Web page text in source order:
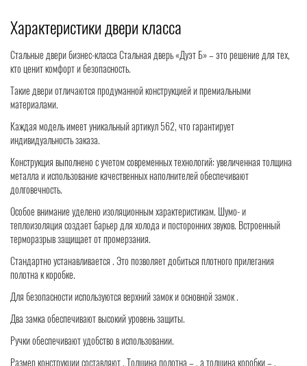
Характеристики двери класса
Стальные двери бизнес-класса Стальная дверь «Дуэт Б» – это решение для тех,
кто ценит комфорт и безопасность.
Такие двери отличаются продуманной конструкцией и премиальными
материалами.
Каждая модель имеет уникальный артикул 562, что гарантирует
индивидуальность заказа.
Конструкция выполнено с учетом современных технологий: увеличенная толщина
металла и использование качественных наполнителей обеспечивают
долговечность.
Особое внимание уделено изоляционным характеристикам. Шумо- и
теплоизоляция создает барьер для холода и посторонних звуков. Встроенный
терморазрыв защищает от промерзания.
Стандартно устанавливается . Это позволяет добиться плотного прилегания
полотна к коробке.
Для безопасности используются верхний замок и основной замок .
Два замка обеспечивают высокий уровень защиты.
Ручки обеспечивают удобство в использовании.
Размер конструкции составляют . Толщина полотна – , а толщина коробки – .